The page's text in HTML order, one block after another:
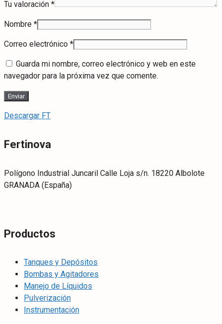
Tu valoración *
Nombre *
Correo electrónico *
Guarda mi nombre, correo electrónico y web en este
navegador para la próxima vez que comente.
Descargar FT
Fertinova
Polígono Industrial Juncaril Calle Loja s/n. 18220 Albolote
GRANADA (España)
Productos
Tanques y Depósitos
Bombas y Agitadores
Manejo de Líquidos
Pulverización
Instrumentación